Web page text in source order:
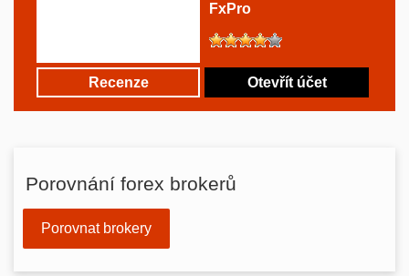
FxPro
Recenze Otevřít účet
Porovnání forex brokerů
Porovnat brokery